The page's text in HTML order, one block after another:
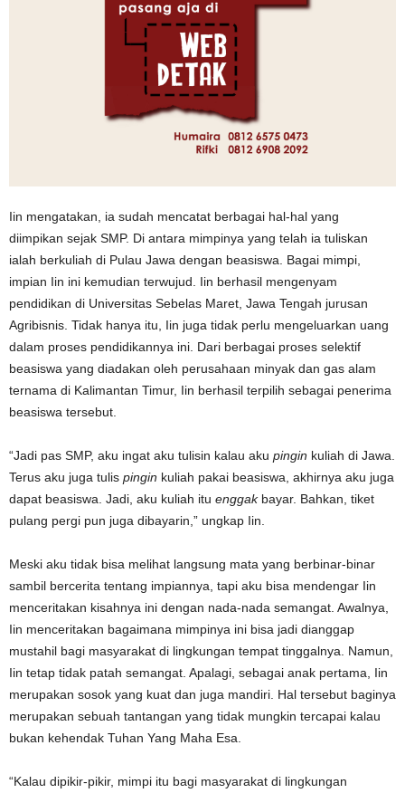
Iin mengatakan, ia sudah mencatat berbagai hal-hal yang
diimpikan sejak SMP. Di antara mimpinya yang telah ia tuliskan
ialah berkuliah di Pulau Jawa dengan beasiswa. Bagai mimpi,
impian Iin ini kemudian terwujud. Iin berhasil mengenyam
pendidikan di Universitas Sebelas Maret, Jawa Tengah jurusan
Agribisnis. Tidak hanya itu, Iin juga tidak perlu mengeluarkan uang
dalam proses pendidikannya ini. Dari berbagai proses selektif
beasiswa yang diadakan oleh perusahaan minyak dan gas alam
ternama di Kalimantan Timur, Iin berhasil terpilih sebagai penerima
beasiswa tersebut.
“Jadi pas SMP, aku ingat aku tulisin kalau aku pingin kuliah di Jawa.
Terus aku juga tulis pingin kuliah pakai beasiswa, akhirnya aku juga
dapat beasiswa. Jadi, aku kuliah itu enggakbayar. Bahkan, tiket
pulang pergi pun juga dibayarin,” ungkap Iin.
Meski aku tidak bisa melihat langsung mata yang berbinar-binar
sambil bercerita tentang impiannya, tapi aku bisa mendengar Iin
menceritakan kisahnya ini dengan nada-nada semangat. Awalnya,
Iin menceritakan bagaimana mimpinya ini bisa jadi dianggap
mustahil bagi masyarakat di lingkungan tempat tinggalnya. Namun,
Iin tetap tidak patah semangat. Apalagi, sebagai anak pertama, Iin
merupakan sosok yang kuat dan juga mandiri. Hal tersebut baginya
merupakan sebuah tantangan yang tidak mungkin tercapai kalau
bukan kehendak Tuhan Yang Maha Esa.
“Kalau dipikir-pikir, mimpi itu bagi masyarakat di lingkungan